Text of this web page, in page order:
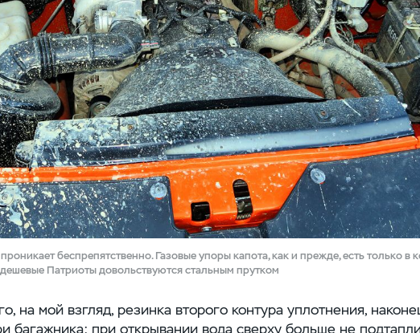
беспрепятственно. Газовые упоры капота, как и прежде, есть только в
Патриоты довольствуются стальным прутком
на мой взгляд, резинка второго контура уплотнения,
багажника: при открывании вода сверху больше не